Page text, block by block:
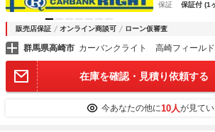
保証
保証付 (1
販売店保証 オンライン商談可 ローン仮審査
群馬県高崎市 カーバンクライト 高崎フィール
在庫を確認・見積り依頼する
今あなたの他に10人が見て